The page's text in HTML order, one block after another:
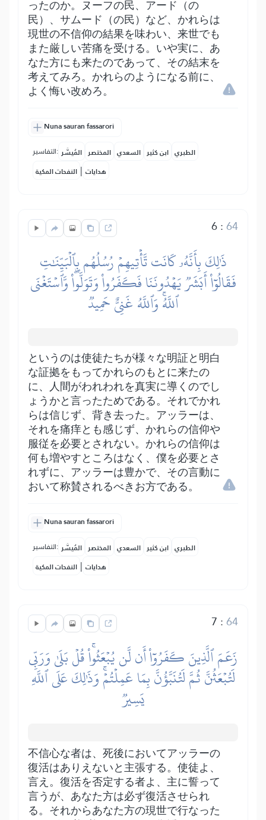
ったのか。ヌーフの民、アード（の
民）、サムード（の民）など、かれらは
現世の不信仰の結果を味わい、来世でも
また厳しい苦痛を受ける。いや実に、あ
なた方にも来たのであって、その結末を
考えてみろ。かれらのようになる前に、
よく悔い改めろ。
Nuna sauran fassarori
التفاسير: المُيسَّر المختصر السعدي ابن كثير الطبري
النفحات المكية | هدايات
6:64
ذَٰلِكَ بِأَنَّهُۥ كَانَت تَّأۡتِيهِمۡ رُسُلُهُم بِٱلۡبَيِّنَٰتِ
فَقَالُوٓاْ أَبَشَرٞ يَهۡدُونَنَا فَكَفَرُواْ وَتَوَلَّواْۖ وَّٱسۡتَغۡنَى
ٱللَّهُۚ وَٱللَّهُ غَنِيٌّ حَمِيدٞ
というのは使徒たちが様々な明証と明白
な証拠をもってかれらのもとに来たの
に、人間がわれわれを真実に導くのでし
ょうかと言ったためである。それでかれ
らは信じず、背き去った。アッラーは、
それを痛痒とも感じず、かれらの信仰や
服従を必要とされない。かれらの信仰は
何も増やすところはなく、僕を必要とさ
れずに、アッラーは豊かで、その言動に
おいて称賛されるべきお方である。
Nuna sauran fassarori
التفاسير: المُيسَّر المختصر السعدي ابن كثير الطبري
النفحات المكية | هدايات
7 :64
زَعَمَ ٱلَّذِينَ كَفَرُوٓاْ أَن لَّن يُبۡعَثُواْۚ قُلۡ بَلَىٰ وَرَبِّي
لَتُبۡعَثُنَّ ثُمَّ لَتُنَبَّؤُنَّ بِمَا عَمِلۡتُمۡۚ وَذَٰلِكَ عَلَى ٱللَّهِ
يَسِيرٞ
不信心な者は、死後においてアッラーの
復活はありえないと主張する。使徒よ、
言え。復活を否定する者よ、主に誓って
言うが、あなた方は必ず復活させられ
る。それからあなた方の現世で行なった